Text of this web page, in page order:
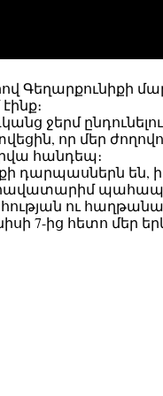
Գեղարքունիքի
ջերմ
որ մեր
հանդեպ։
դարպասներն են,
հավատարիմ
ու
7-ից հետո մեր